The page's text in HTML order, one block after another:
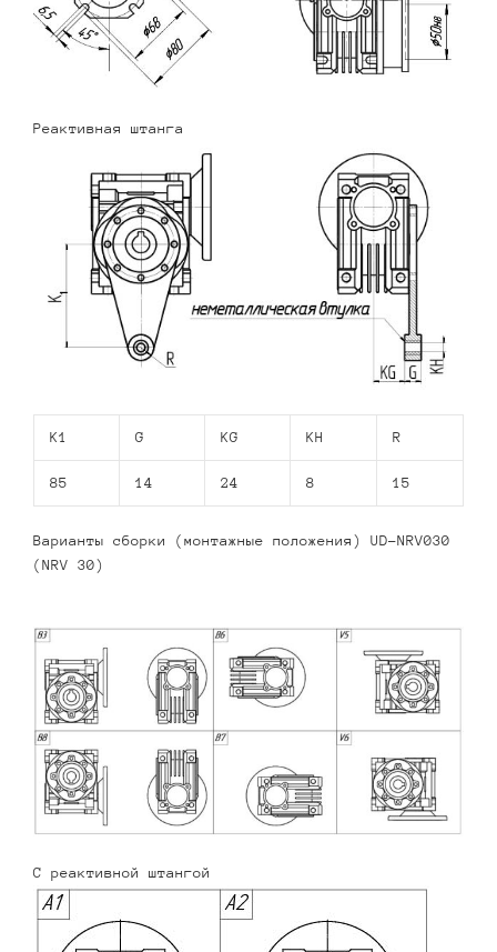
Реактивная штанга
K1 G KG KH R
85 14 24 8 15
Варианты сборки (монтажные положения) UD-NRV030
(NRV 30)
С реактивной штангой